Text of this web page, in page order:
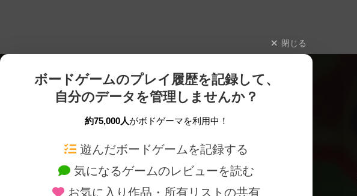
閉じる
ボードゲームのプレイ履歴を記録して、
自分のデータを管理しませんか？
約75,000人がボドゲーマを利用中！
遊んだボードゲームを記録する
気になるゲームのレビューを読む
お気に入り作品・所有リストの共有
ボードゲームを検索する 新作・再入荷情報